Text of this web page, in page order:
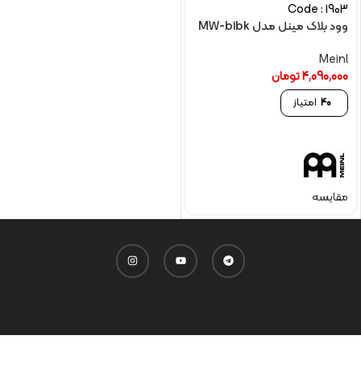
Code : 1903
وود بلاک مینل مدل MW-b1bk
Meinl
4,090,000تومان
40 امتیاز
مقایسه